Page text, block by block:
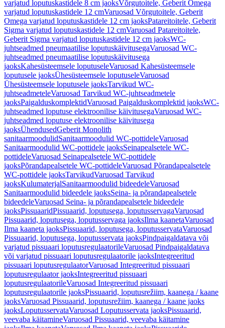
varjatud loputuskastidele 8 cm jaoksVõrgutoitele, Geberit Omega
varjatud loputuskastidele 12 cmVaruosad Võrgutoitele, Geberit
Omega varjatud loputuskastidele 12 cm jaoksPatareitoitele, Geberit
Sigma varjatud loputuskastidele 12 cmVaruosad Patareitoitele,
Geberit Sigma varjatud loputuskastidele 12 cm jaoksWC-
juhtseadmed pneumaatilise loputuskäivitusegaVaruosad WC-
juhtseadmed pneumaatilise loputuskäivitusega
jaoksKahesüsteemsele loputuseleVaruosad Kahesüsteemsele
loputusele jaoksÜhesüsteemsele loputuseleVaruosad
Ühesüsteemsele loputusele jaoksTarvikud WC-
juhtseadmeteleVaruosad Tarvikud WC-juhtseadmetele
jaoksPaigalduskomplektidVaruosad Paigalduskomplektid jaoksWC-
juhtseadmed loputuse elektroonilise käivitusegaVaruosad WC-
juhtseadmed loputuse elektroonilise käivitusega
jaoksÜhendusedGeberit Monolith
sanitaarmoodulidSanitaarmoodulid WC-pottideleVaruosad
Sanitaarmoodulid WC-pottidele jaoksSeinapealsetele WC-
pottideleVaruosad Seinapealsetele WC-pottidele
jaoksPõrandapealsetele WC-pottideleVaruosad Põrandapealsetele
WC-pottidele jaoksTarvikudVaruosad Tarvikud
jaoksKulumaterjalSanitaarmoodulid bideedeleVaruosad
Sanitaarmoodulid bideedele jaoksSeina- ja põrandapealsetele
bideedeleVaruosad Seina- ja põrandapealsetele bideedele
jaoksPissuaaridPissuaarid, loputusega, loputusservagaVaruosad
Pissuaarid, loputusega, loputusservaga jaoksIlma kaanetaVaruosad
Ilma kaaneta jaoksPissuaarid, loputusega, loputusservataVaruosad
Pissuaarid, loputusega, loputusservata jaoksPindpaigaldatava või
varjatud pissuaari loputusregulaatorileVaruosad Pindpaigaldatava
või varjatud pissuaari loputusregulaatorile jaoksIntegreeritud
pissuaari loputusregulaatorVaruosad Integreeritud pissuaari
loputusregulaator jaoksIntegreeritud pissuaari
loputusregulaatorileVaruosad Integreeritud pissuaari
loputusregulaatorile jaoksPissuaarid, loputusrežiim, kaanega / kaane
jaoksVaruosad Pissuaarid, loputusrežiim, kaanega / kaane jaoks
jaoksLoputusservataVaruosad Loputusservata jaoksPissuaarid,
veevaba käitamineVaruosad Pissuaarid, veevaba käitamine